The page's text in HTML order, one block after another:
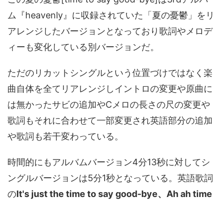
ム『heavenly』に収録されていた「夏の憂鬱」をリ
アレンジしたバージョンとなっており歌詞やメロデ
ィーも変化している別バージョンだ。
ただのリカットシングルという位置づけではなく楽
曲自体を全てリアレンジしイントロの変更や原曲に
は無かったサビの追加やCメロの長さの尺の変更や
歌詞もそれに合わせて一部変更され英語部分の追加
や歌詞も若干変わっている。
時間的にもアルバムバージョン4分13秒に対してシ
ングルバージョンは5分1秒となっている。英語歌詞
のIt's just the time to say good-bye、Ah ah time